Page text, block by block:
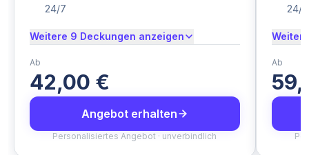
24/7
Weitere 9 Deckungen anzeigen
Ab
42,00 €
Angebot erhalten
Personalisiertes Angebot · unverbindlich
24/7
Ab